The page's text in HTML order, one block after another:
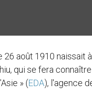
26 août 1910 naissait
qui se fera
» (EDA), l'agence